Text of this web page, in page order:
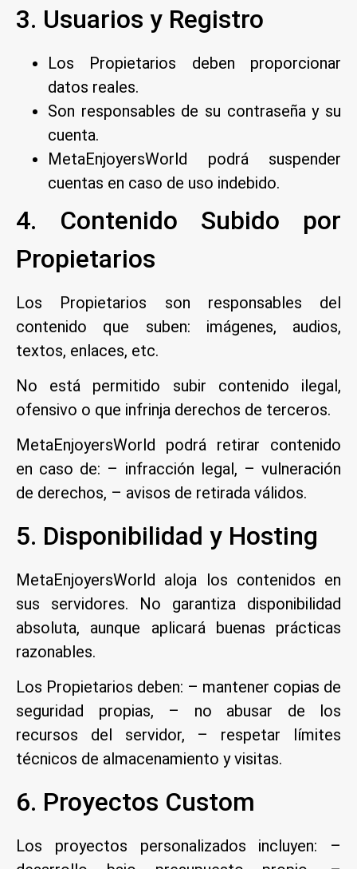
3. Usuarios y Registro
Los Propietarios deben proporcionar
datos reales.
Son responsables de su contraseña y su
cuenta.
MetaEnjoyersWorld podrá suspender
cuentas en caso de uso indebido.
4. Contenido Subido por
Propietarios
Los Propietarios son responsables del
contenido que suben: imágenes, audios,
textos, enlaces, etc.
No está permitido subir contenido ilegal,
ofensivo o que infrinja derechos de terceros.
MetaEnjoyersWorld podrá retirar contenido
en caso de: – infracción legal, – vulneración
de derechos, – avisos de retirada válidos.
5. Disponibilidad y Hosting
MetaEnjoyersWorld aloja los contenidos en
sus servidores. No garantiza disponibilidad
absoluta, aunque aplicará buenas prácticas
razonables.
Los Propietarios deben: – mantener copias de
seguridad propias, – no abusar de los
recursos del servidor, – respetar límites
técnicos de almacenamiento y visitas.
6. Proyectos Custom
Los proyectos personalizados incluyen: –